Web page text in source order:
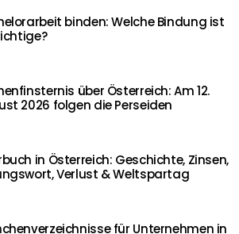
binden: Welche Bindung ist
über Österreich: Am 12.
2026 folgen die Perseiden
in Österreich: Geschichte, Zinsen,
Verlust & Weltspartag
für Unternehmen in